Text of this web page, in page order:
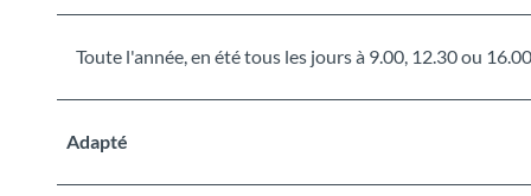
Toute l'année, en été tous les jours à 9.00, 12.30 ou
Adapté